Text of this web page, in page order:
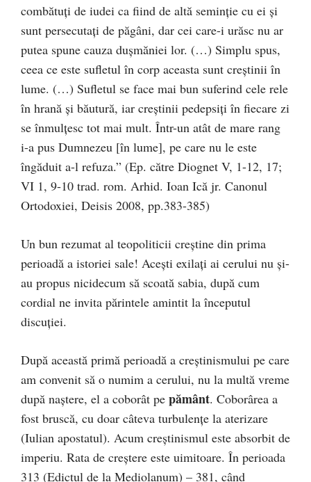
combătuţi de iudei ca fiind de altă seminţie cu ei şi
sunt persecutaţi de păgâni, dar cei care-i urăsc nu ar
putea spune cauza duşmăniei lor. (…) Simplu spus,
ceea ce este sufletul în corp aceasta sunt creştinii în
lume. (…) Sufletul se face mai bun suferind cele rele
în hrană şi băutură, iar creştinii pedepsiţi în fiecare zi
se înmulţesc tot mai mult. Într-un atât de mare rang
i-a pus Dumnezeu [în lume], pe care nu le este
îngăduit a-l refuza.” (Ep. către Diognet V, 1-12, 17;
VI 1, 9-10 trad. rom. Arhid. Ioan Ică jr. Canonul
Ortodoxiei, Deisis 2008, pp.383-385)
Un bun rezumat al teopoliticii creştine din prima
perioadă a istoriei sale! Aceşti exilaţi ai cerului nu şi-
au propus nicidecum să scoată sabia, după cum
cordial ne invita părintele amintit la începutul
discuţiei.
După această primă perioadă a creştinismului pe care
am convenit să o numim a cerului, nu la multă vreme
după naştere, el a coborât pe pământ. Coborârea a
fost bruscă, cu doar câteva turbulenţe la aterizare
(Iulian apostatul). Acum creştinismul este absorbit de
imperiu. Rata de creştere este uimitoare. În perioada
313 (Edictul de la Mediolanum) – 381, când